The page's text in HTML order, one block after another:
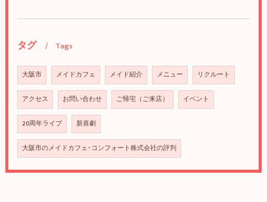
タグ Tags
大阪市 メイドカフェ メイド紹介 メニュー リクルート
アクセス お問い合わせ ご帰宅（ご来店） イベント
20周年ライブ 新喜劇
大阪市のメイドカフェ･コンフォート株式会社の評判